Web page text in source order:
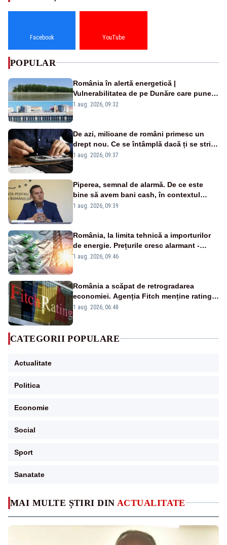
MAI MULTE ȘTIRI DIN ACTUALITATE
Facebook YouTube
POPULAR
România în alertă energetică |
Vulnerabilitatea de pe Dunăre care pune
în pericol Centrala Cernavodă era
1 aug. 2026, 09:32
De azi, milioane de români primesc un
drept nou. Ce se întâmplă dacă ți se strică
un produs
1 aug. 2026, 09:37
Piperea, semnal de alarmă. De ce este
bine să avem bani cash, în contextul
alertei energetice?
1 aug. 2026, 09:39
România, la limita tehnică a importurilor
de energie. Prețurile cresc alarmant -
Analiză Realitatea Plus
1 aug. 2026, 09:46
România a scăpat de retrogradarea
economiei. Agenția Fitch menține ratingul
„BBB-” cu perspectivă negativă
1 aug. 2026, 06:48
CATEGORII POPULARE
Actualitate
Politica
Economie
Social
Sport
Sanatate